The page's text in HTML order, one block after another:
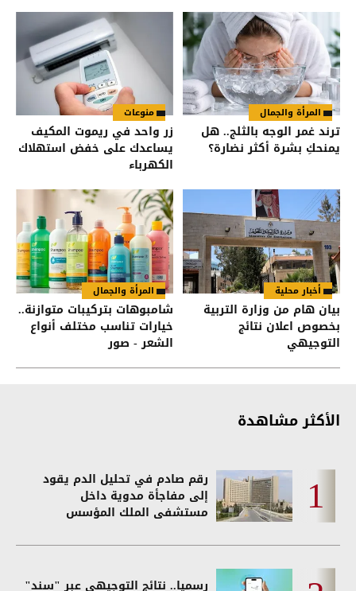
المرأة والجمال
ترند غمر الوجه بالثلج.. هل
يمنحكِ بشرة أكثر نضارة؟
منوعات
زر واحد في ريموت المكيف
يساعدك على خفض استهلاك
الكهرباء
أخبار محلية
بيان هام من وزارة التربية
بخصوص اعلان نتائج
التوجيهي
المرأة والجمال
شامبوهات بتركيبات متوازنة..
خيارات تناسب مختلف أنواع
الشعر - صور
الأكثر مشاهدة
رقم صادم في تحليل الدم يقود
إلى مفاجأة مدوية داخل
مستشفى الملك المؤسس
رسميا.. نتائج التوجيهي عبر "سند"